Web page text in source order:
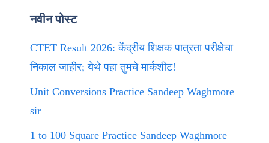
नवीन पोस्ट
CTET Result 2026: केंद्रीय शिक्षक पात्रता परीक्षेचा
निकाल जाहीर; येथे पहा तुमचे मार्कशीट!
Unit Conversions Practice Sandeep Waghmore
sir
1 to 100 Square Practice Sandeep Waghmore